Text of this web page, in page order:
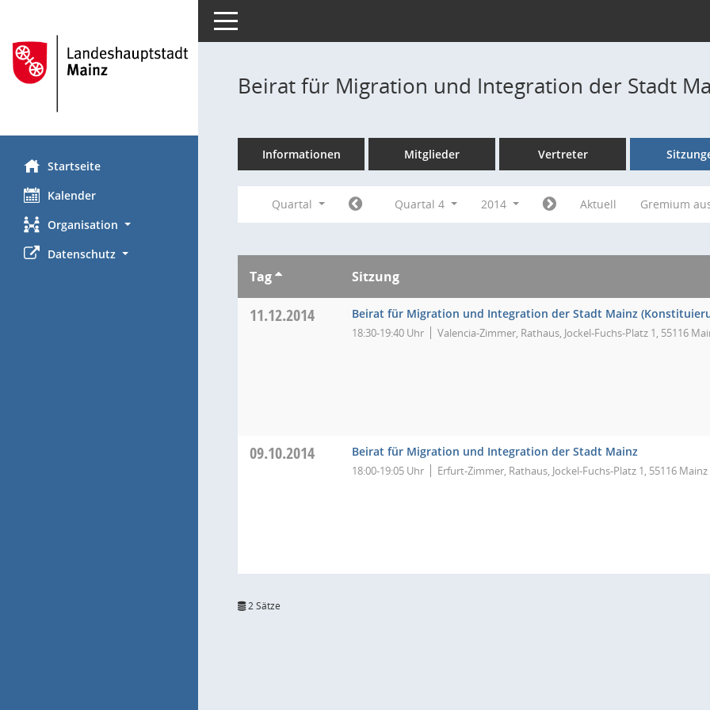
Startseite
Kalender
Organisation
Datenschutz
Toggle navigation
Beirat für Migration und Integration der Stadt
Informationen Mitglieder Vertreter
Quartal Quartal 4 2014 Aktuell Gremium
Tag Sitzung
11.12.2014 Beirat für Migration und Integration der Stadt Mainz
18:30-19:40 Uhr Valencia-Zimmer, Rathaus, Jockel-Fuchs-Platz 1, 55116
09.10.2014 Beirat für Migration und Integration der Stadt Mainz
18:00-19:05 Uhr Erfurt-Zimmer, Rathaus, Jockel-Fuchs-Platz 1, 55116 Mainz
2 Sätze